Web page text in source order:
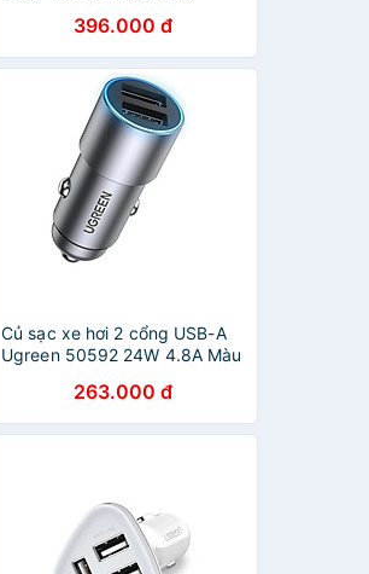
chính hãng396.000 đ
Củ sạc xe hơi 2 cổng USB-A
Ugreen 50592 24W 4.8A Màu
263.000 đ